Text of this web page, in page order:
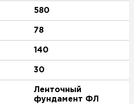
580
78
140
30
Ленточный
фундамент ФЛ